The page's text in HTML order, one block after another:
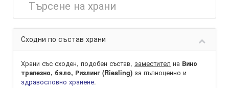
Сходни по състав храни
Храни със сходен, подобен състав, заместител на Вино
трапезно, бяло, Ризлинг (Riesling) за пълноценно и
здравословно хранене.